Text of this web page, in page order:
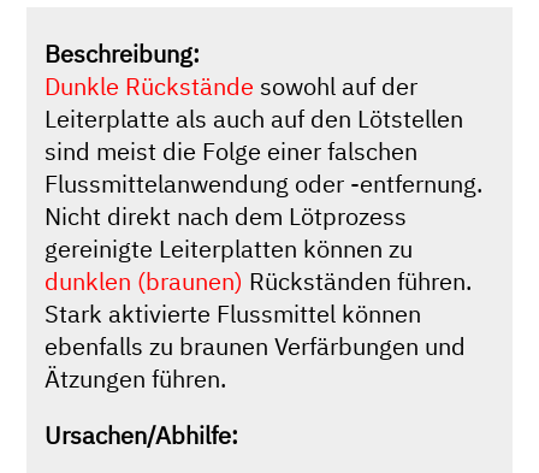
Beschreibung:
Dunkle Rückstände sowohl auf der
Leiterplatte als auch auf den Lötstellen
sind meist die Folge einer falschen
Flussmittelanwendung oder -entfernung.
Nicht direkt nach dem Lötprozess
gereinigte Leiterplatten können zu
dunklen (braunen) Rückständen führen.
Stark aktivierte Flussmittel können
ebenfalls zu braunen Verfärbungen und
Ätzungen führen.
Ursachen/Abhilfe: